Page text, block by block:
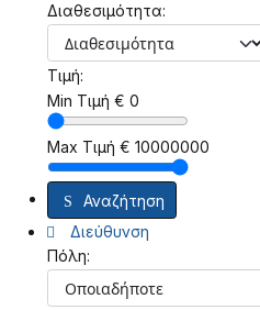
Διαθεσιμότητα:
Τιμή:
Min Τιμή € 0
Max Τιμή € 10000000
Αναζήτηση
Διεύθυνση
Πόλη: